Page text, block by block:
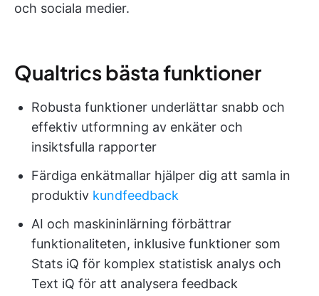
och sociala medier.
Qualtrics bästa funktioner
Robusta funktioner underlättar snabb och
effektiv utformning av enkäter och
insiktsfulla rapporter
Färdiga enkätmallar hjälper dig att samla in
produktiv kundfeedback
AI och maskininlärning förbättrar
funktionaliteten, inklusive funktioner som
Stats iQ för komplex statistisk analys och
Text iQ för att analysera feedback